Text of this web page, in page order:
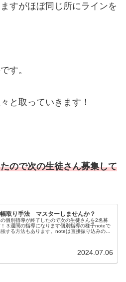
すがほぼ同じ所にラインを
す。
と取っていきます！
ので次の生徒さん募集して
取り手法 マスターしませんか？
個別指導が終了したので次の生徒さんを2名募
３週間の指導になります個別指導の様子noteで
する方法もあります。noteは直接振り込みの
2024.07.06